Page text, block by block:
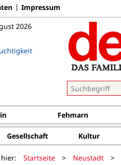
Impressum
2026
Fehmarn
Gesellschaft Kultur
Startseite > Neustadt >